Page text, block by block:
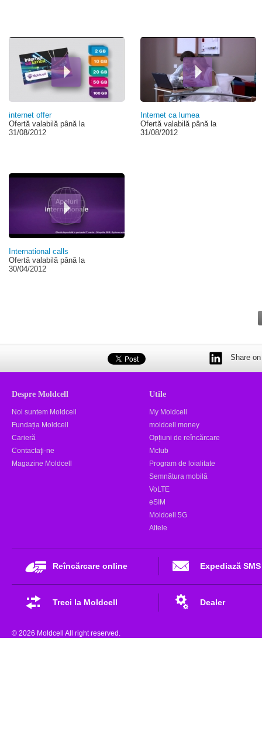
internet offer
Ofertă valabilă până la
31/08/2012
Internet ca lumea
Ofertă valabilă până la
31/08/2012
International calls
Ofertă valabilă până la
30/04/2012
Share
Despre Moldcell
Noi suntem Moldcell
Fundația Moldcell
Carieră
Contactaţi-ne
Magazine Moldcell
Utile
My Moldcell
moldcell money
Opțiuni de reîncărcare
Mclub
Program de loialitate
Semnătura mobilă
VoLTE
eSIM
Moldcell 5G
Altele
Reîncărcare online Expediază SMS
Treci la Moldcell Dealer
© 2026 Moldcell All right reserved.